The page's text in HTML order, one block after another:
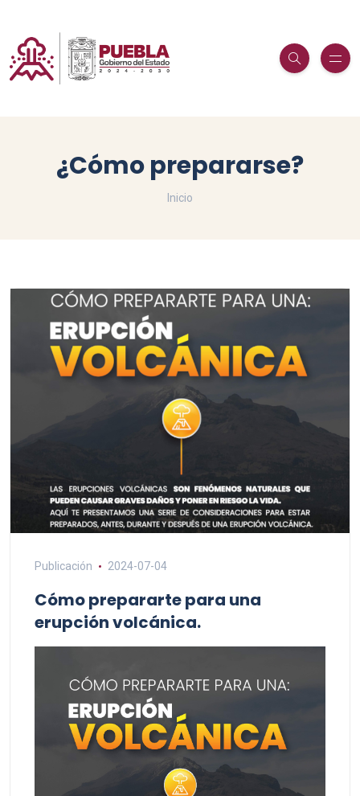
¿Cómo prepararse?
Inicio
Publicación 2024-07-04
Cómo prepararte para una
erupción volcánica.